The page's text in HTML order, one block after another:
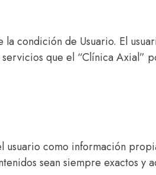
condición de Usuario. El
que el “Clínica Axial”
usuario como información
sean siempre exactos y